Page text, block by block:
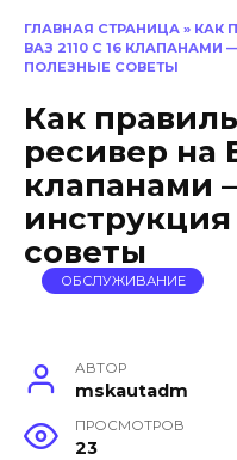
ГЛАВНАЯ СТРАНИЦА » КАК
ВАЗ 2110 С 16
ПОЛЕЗНЫЕ СОВЕТЫ
Как
ресивер на
клапанами
советы
ОБСЛУЖИВАНИЕ
АВТОР
mskautadm
ПРОСМОТРОВ
23